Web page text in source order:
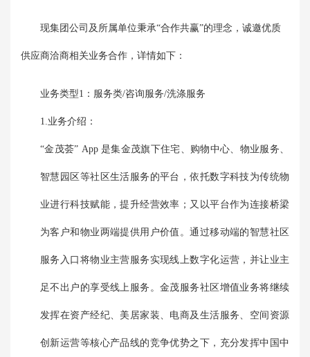
现集团公司及所属单位秉承“合作共赢”的理念，诚邀优质
供应商洽商相关业务合作，详情如下：
业务类型1：服务类/咨询服务/洗涤服务
1.业务介绍：
“金茂荟” App 是集金茂旗下住宅、购物中心、物业服务、
智慧园区等社区生活服务的平台，依托数字科技为传统物
业进行科技赋能，提升经营效率；又以平台作为连接桥梁
为客户和物业两端提供用户价值。通过移动端的智慧社区
服务入口将物业主营服务实现线上数字化运营，并让业主
足不出户的享受线上服务。金茂服务社区增值业务将继续
发挥在资产经纪、美居家装、电商及生活服务、空间资源
创新运营等核心产品线的竞争优势之下，充分发挥中国中